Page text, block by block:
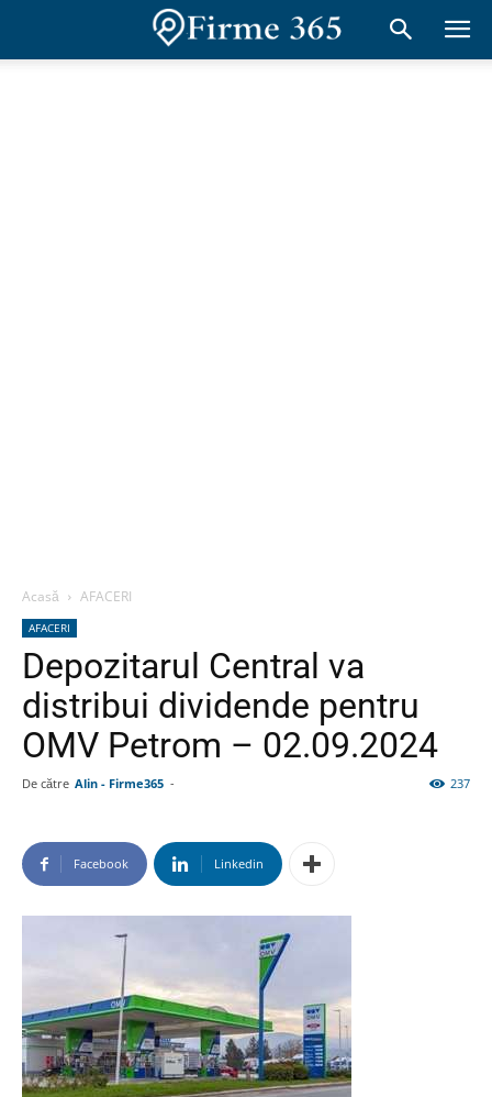
Acasă AFACERI
AFACERI
Depozitarul Central va
distribui dividende pentru
OMV Petrom – 02.09.2024
De către Alin - Firme365 - 237
Facebook Linkedin